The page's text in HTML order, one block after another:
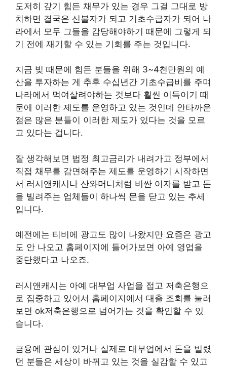
도저히 갚기 힘든 채무가 있는 경우 그걸 그대로 방
치하면 결국은 신불자가 되고 기초수급자가 되어 나
라에서 모두 그들을 감당해야하기 때문에 그렇게 되
기 전에 재기할 수 있는 기회를 주는 것입니다.
지금 빚 때문에 힘든 분들을 위해 3~4천만원의 예
산을 투자하는 게 추후 수십년간 기초수급비를 주며
나라에서 먹여살려야하는 것보다 훨씬 이득이기 때
문에 이러한 제도를 운영하고 있는 것인데 안타까운
점은 많은 분들이 이러한 제도가 있다는 것을 모르
고 있다는 겁니다.
잘 생각해보면 법정 최고금리가 내려가고 정부에서
직접 채무를 감면해주는 제도를 운영하기 시작하면
서 러시앤캐시나 산와머니처럼 비싼 이자를 받고 돈
을 빌려주는 업체들이 하나씩 문을 닫고 있는 추세
입니다.
예전에는 티비에 광고도 많이 나왔지만 요즘은 광고
도 안 나오고 홈페이지에 들어가보면 아예 영업을
중단했다고 나오죠.
러시앤캐시는 아예 대부업 사업을 접고 저축은행으
로 집중하고 있어서 홈페이지에서 대출 조회를 눌러
보면 ok저축은행으로 넘어가는 것을 확인할 수 있
습니다.
금융에 관심이 있거나 실제로 대부업에서 돈을 빌렸
던 분들은 세상이 바뀌고 있는 것을 실감할 수 있고